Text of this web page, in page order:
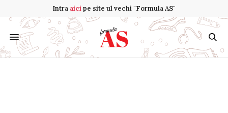
Intra aicipe site ul vechi "Formula AS"